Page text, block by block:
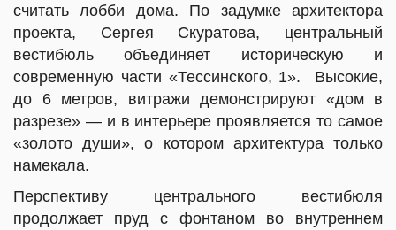
считать лобби дома. По задумке архитектора
проекта, Сергея Скуратова, центральный
вестибюль объединяет историческую и
современную части «Тессинского, 1». Высокие,
до 6 метров, витражи демонстрируют «дом в
разрезе» — и в интерьере проявляется то самое
«золото души», о котором архитектура только
намекала.
Перспективу центрального вестибюля
продолжает пруд с фонтаном во внутреннем